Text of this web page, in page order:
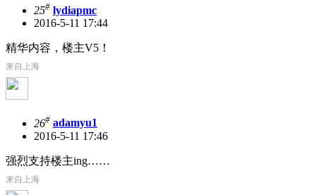
25# lydiapmc
2016-5-11 17:44
精华内容，楼主V5！
来自上海
26# adamyu1
2016-5-11 17:46
强烈支持楼主ing……
来自上海